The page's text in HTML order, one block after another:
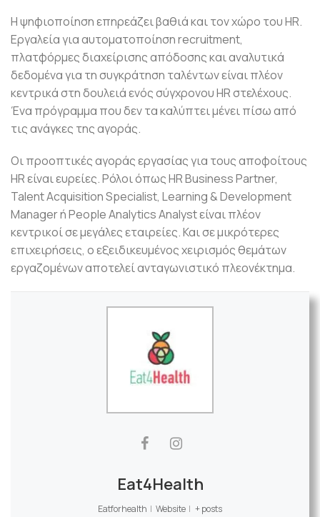
Η ψηφιοποίηση επηρεάζει βαθιά και τον χώρο του HR.
Εργαλεία για αυτοματοποίηση recruitment,
πλατφόρμες διαχείρισης απόδοσης και αναλυτικά
δεδομένα για τη συγκράτηση ταλέντων είναι πλέον
κεντρικά στη δουλειά ενός σύγχρονου HR στελέχους.
Ένα πρόγραμμα που δεν τα καλύπτει μένει πίσω από
τις ανάγκες της αγοράς.
Οι προοπτικές αγοράς εργασίας για τους αποφοίτους
HR είναι ευρείες. Ρόλοι όπως HR Business Partner,
Talent Acquisition Specialist, Learning & Development
Manager ή People Analytics Analyst είναι πλέον
κεντρικοί σε μεγάλες εταιρείες. Και σε μικρότερες
επιχειρήσεις, ο εξειδικευμένος χειρισμός θεμάτων
εργαζομένων αποτελεί ανταγωνιστικό πλεονέκτημα.
Eat4Health
Eatforhealth | Website | + posts